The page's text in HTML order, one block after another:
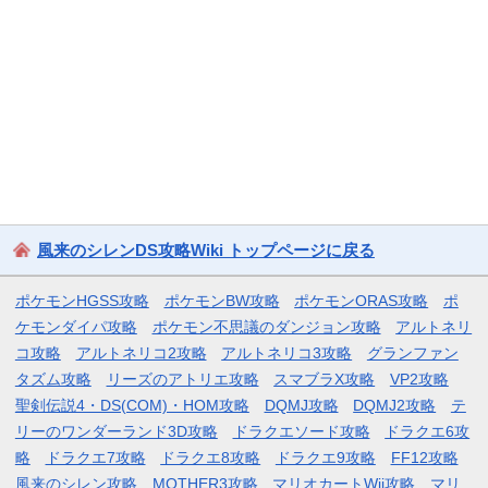
風来のシレンDS攻略Wiki トップページに戻る
ポケモンHGSS攻略 ポケモンBW攻略 ポケモンORAS攻略
ポ
ケモンダイパ攻略
ポケモン不思議のダンジョン攻略
アルトネリ
コ攻略
アルトネリコ2攻略 アルトネリコ3攻略
グランファン
タズム攻略
リーズのアトリエ攻略 スマブラX攻略
VP2攻略
聖剣伝説4・DS(COM)・HOM攻略
DQMJ攻略 DQMJ2攻略
テ
リーのワンダーランド3D攻略
ドラクエソード攻略
ドラクエ6攻
略
ドラクエ7攻略 ドラクエ8攻略 ドラクエ9攻略
FF12攻略
風来のシレン攻略
MOTHER3攻略 マリオカートWii攻略 マリ